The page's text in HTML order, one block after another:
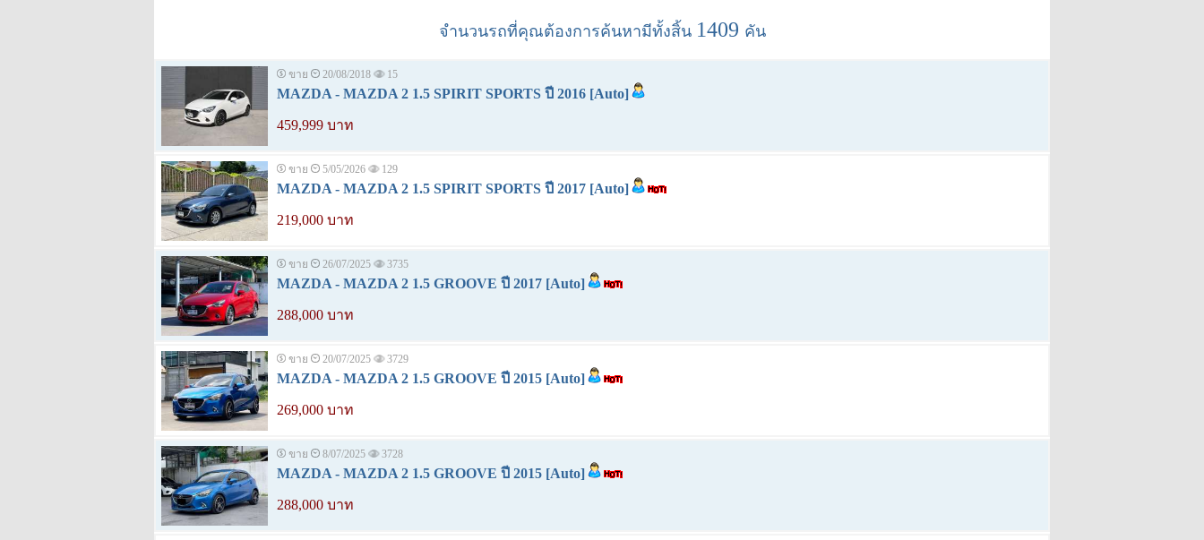
จำนวนรถที่คุณต้องการค้นหามีทั้งสิ้น 1409 คัน
ขาย 20/08/2018 15
MAZDA - MAZDA 2 1.5 SPIRIT SPORTS ปี 2016 [Auto]
459,999 บาท
ขาย 5/05/2026 129
MAZDA - MAZDA 2 1.5 SPIRIT SPORTS ปี 2017 [Auto]
219,000 บาท
ขาย 26/07/2025 3735
MAZDA - MAZDA 2 1.5 GROOVE ปี 2017 [Auto]
288,000 บาท
ขาย 20/07/2025 3729
MAZDA - MAZDA 2 1.5 GROOVE ปี 2015 [Auto]
269,000 บาท
ขาย 8/07/2025 3728
MAZDA - MAZDA 2 1.5 GROOVE ปี 2015 [Auto]
288,000 บาท